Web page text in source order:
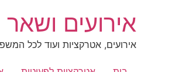
אירועים ושאר
אירועים, אטרקציות ועוד לכל